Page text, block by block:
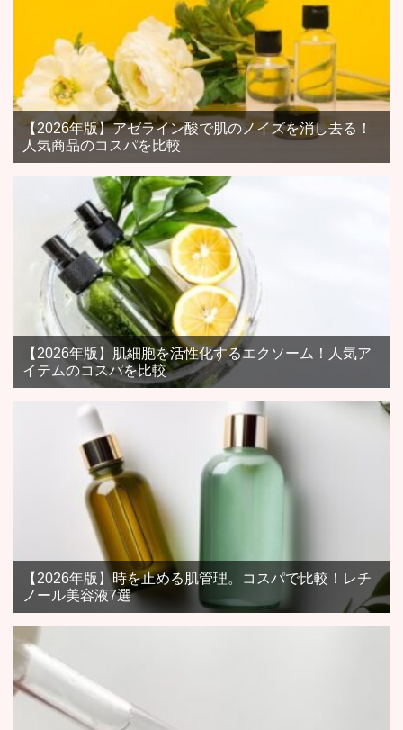
【2026年版】アゼライン酸で肌のノイズを消し去る！
人気商品のコスパを比較
【2026年版】肌細胞を活性化するエクソーム！人気ア
イテムのコスパを比較
【2026年版】時を止める肌管理。コスパで比較！レチ
ノール美容液7選